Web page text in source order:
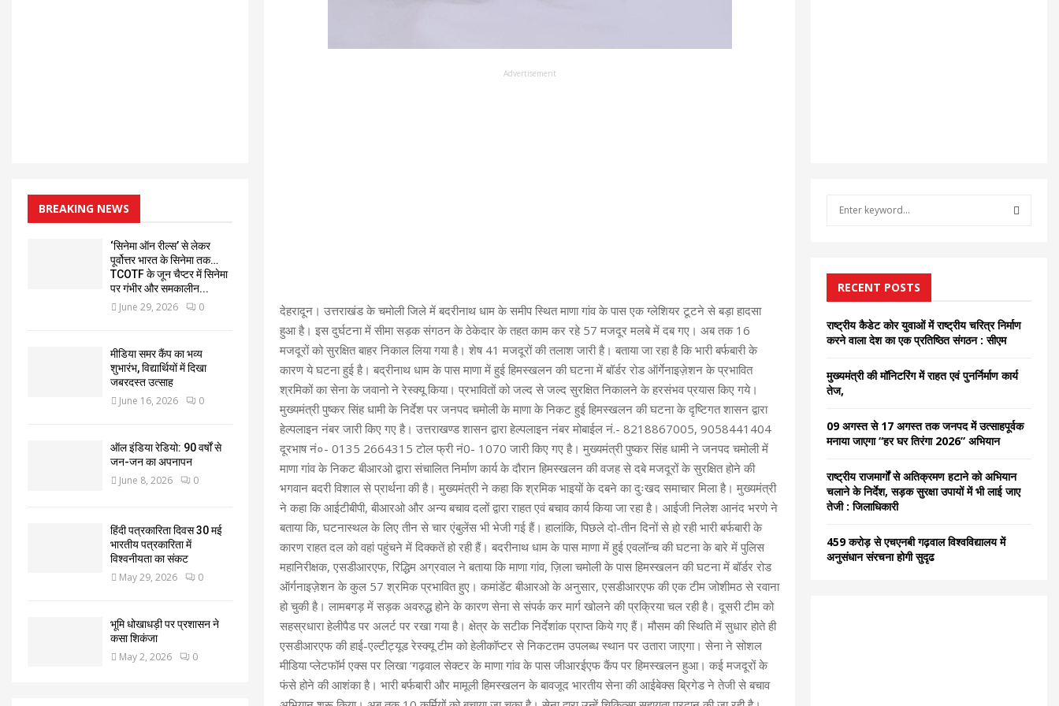
Advertisement
देहरादून। उत्तराखंड के चमोली जिले में बदरीनाथ धाम के समीप स्थित माणा गांव के पास एक ग्लेशियर टूटने से बड़ा हादसा
हुआ है। इस दुर्घटना में सीमा सड़क संगठन के ठेकेदार के तहत काम कर रहे 57 मजदूर मलबे में दब गए। अब तक 16
मजदूरों को सुरक्षित बाहर निकाल लिया गया है। शेष 41 मजदूरों की तलाश जारी है। बताया जा रहा है कि भारी बर्फबारी के
कारण ये घटना हुई है। बद्रीनाथ धाम के पास माणा में हुई हिमस्खलन की घटना में बॉर्डर रोड ऑर्गेनाइज़ेशन के प्रभावित
श्रमिकों का सेना के जवानो ने रेस्क्यू किया। प्रभावितों को जल्द से जल्द सुरक्षित निकालने के हरसंभव प्रयास किए गये।
मुख्यमंत्री पुष्कर सिंह धामी के निर्देश पर जनपद चमोली के माणा के निकट हुई हिमस्खलन की घटना के दृष्टिगत शासन द्वारा
हेल्पलाइन नंबर जारी किए गए है। उत्तराखण्ड शासन द्वारा हेल्पलाइन नंबर मोबाईल नं.- 8218867005, 9058441404
दूरभाष नं०- 0135 2664315 टोल फ्री नं0- 1070 जारी किए गए है। मुख्यमंत्री पुष्कर सिंह धामी ने जनपद चमोली में
माणा गांव के निकट बीआरओ द्वारा संचालित निर्माण कार्य के दौरान हिमस्खलन की वजह से दबे मजदूरों के सुरक्षित होने की
भगवान बदरी विशाल से प्रार्थना की है। मुख्यमंत्री ने कहा कि श्रमिक भाइयों के दबने का दुःखद समाचार मिला है। मुख्यमंत्री
ने कहा कि आईटीबीपी, बीआरओ और अन्य बचाव दलों द्वारा राहत एवं बचाव कार्य किया जा रहा है। आईजी निलेश आनंद भरणे ने
बताया कि, घटनास्थल के लिए तीन से चार एंबुलेंस भी भेजी गई हैं। हालांकि, पिछले दो-तीन दिनों से हो रही भारी बर्फबारी के
कारण राहत दल को वहां पहुंचने में दिक्कतें हो रही हैं। बदरीनाथ धाम के पास माणा में हुई एवलॉन्च की घटना के बारे में पुलिस
महानिरीक्षक, एसडीआरएफ, रिद्धिम अग्रवाल ने बताया कि माणा गांव, ज़िला चमोली के पास हिमस्खलन की घटना में बॉर्डर रोड
ऑर्गनाइज़ेशन के कुल 57 श्रमिक प्रभावित हुए। कमांडेंट बीआरओ के अनुसार, एसडीआरएफ की एक टीम जोशीमठ से रवाना
हो चुकी है। लामबगड़ में सड़क अवरुद्ध होने के कारण सेना से संपर्क कर मार्ग खोलने की प्रक्रिया चल रही है। दूसरी टीम को
सहस्रधारा हेलीपैड पर अलर्ट पर रखा गया है। क्षेत्र के सटीक निर्देशांक प्राप्त किये गए हैं। मौसम की स्थिति में सुधार होते ही
एसडीआरएफ की हाई-एल्टीट्यूड रेस्क्यू टीम को हेलीकॉप्टर से निकटतम उपलब्ध स्थान पर उतारा जाएगा। सेना ने सोशल
मीडिया प्लेटफॉर्म एक्स पर लिखा ‘गढ़वाल सेक्टर के माणा गांव के पास जीआरईएफ कैंप पर हिमस्खलन हुआ। कई मजदूरों के
फंसे होने की आशंका है। भारी बर्फबारी और मामूली हिमस्खलन के बावजूद भारतीय सेना की आईबेक्स ब्रिगेड ने तेजी से बचाव
BREAKING NEWS
‘सिनेमा ऑन रील्स’ से लेकर
पूर्वोत्तर भारत के सिनेमा तक…
TCOTF के जून चैप्टर में सिनेमा
पर गंभीर और समकालीन...
June 29, 2026 0
मीडिया समर कैंप का भव्य
शुभारंभ, विद्यार्थियों में दिखा
जबरदस्त उत्साह
June 16, 2026 0
ऑल इंडिया रेडियो: 90 वर्षों से
जन-जन का अपनापन
June 8, 2026 0
हिंदी पत्रकारिता दिवस 30 मई
भारतीय पत्रकारिता में
विश्वनीयता का संकट
May 29, 2026 0
भूमि धोखाधड़ी पर प्रशासन ने
कसा शिकंजा
May 2, 2026 0
f
o
r
C
RECENT POSTS
राष्ट्रीय कैडेट कोर युवाओं में राष्ट्रीय चरित्र निर्माण
करने वाला देश का एक प्रतिष्ठित संगठन : सीएम
मुख्यमंत्री की मॉनिटरिंग में राहत एवं पुनर्निर्माण कार्य
तेज,
09 अगस्त से 17 अगस्त तक जनपद में उत्साहपूर्वक
मनाया जाएगा “हर घर तिरंगा 2026” अभियान
राष्ट्रीय राजमार्गों से अतिक्रमण हटाने को अभियान
चलाने के निर्देश, सड़क सुरक्षा उपायों में भी लाई जाए
तेजी : जिलाधिकारी
459 करोड़ से एचएनबी गढ़वाल विश्वविद्यालय में
अनुसंधान संरचना होगी सुदृढ